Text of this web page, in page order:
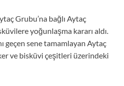
Grubu’na bağlı Aytaç
yoğunlaşma kararı aldı.
geçen sene tamamlayan Aytaç
ve bisküvi çeşitleri üzerindeki